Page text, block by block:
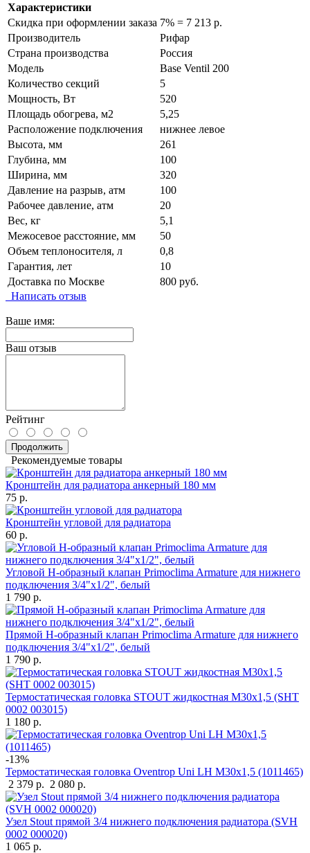
Характеристики
Скидка при оформлении заказа 7% = 7 213 р.
Производитель
Рифар
Страна производства
Россия
Модель
Base Ventil 200
Количество секций
5
Мощность, Вт
520
Площадь обогрева, м2
5,25
Расположение подключения
нижнее левое
Высота, мм
261
Глубина, мм
100
Ширина, мм
320
Давление на разрыв, атм
100
Рабочее давление, атм
20
Вес, кг
5,1
Межосевое расстояние, мм
50
Объем теплоносителя, л
0,8
Гарантия, лет
10
Доставка по Москве
800 руб.
Написать отзыв
Ваше имя:
Ваш отзыв
Рейтинг
Продолжить
Рекомендуемые товары
Кронштейн для радиатора анкерный 180 мм
75 р.
Кронштейн угловой для радиатора
60 р.
Угловой Н-образный клапан Primoclima Armature для нижнего
подключения 3/4"х1/2", белый
1 790 р.
Прямой Н-образный клапан Primoclima Armature для нижнего
подключения 3/4"х1/2", белый
1 790 р.
Термостатическая головка STOUT жидкостная M30x1,5 (SHT
0002 003015)
1 180 р.
-13%
Термостатическая головка Oventrop Uni LH M30x1,5 (1011465)
2 379 р. 2 080 р.
Узел Stout прямой 3/4 нижнего подключения радиатора (SVH
0002 000020)
1 065 р.